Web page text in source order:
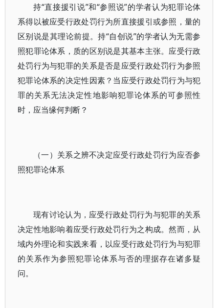
持“直接援引说”和“参照说”的学者认为犯罪论体
系得以被应受行政处罚行为所直接援引或参照，量的
区别说是其理论前提。持“自创说”的学者认为无需参
照犯罪论体系，质的区别说是其基本主张。应受行政
处罚行为与犯罪的关系是否是应受行政处罚行为参照
犯罪论体系的决定性因素？当应受行政处罚行为与犯
罪的关系无法决定性地影响犯罪论体系的可参照性
时，应当缘何判断？
（一）关系之辨不决定应受行政处罚行为应否参
照犯罪论体系
现有讨论认为，应受行政处罚行为与犯罪的关系
决定性地影响着应受行政处罚行为之构成。然而，从
域内外理论和实践来看，以应受行政处罚行为与犯罪
的关系作为参照犯罪论体系与否的理据存在诸多疑
问。